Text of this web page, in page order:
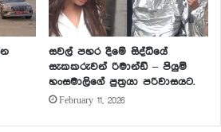
සවල් පහර දීමේ සිද්ධියේ
සැකකරුවන් රිමාන්ඩ් – පියුමි
හංසමාලිගේ පුත්‍රයා පරිවාසයට.
February 11, 2026